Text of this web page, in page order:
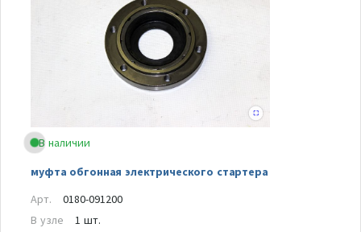
В наличии
муфта обгонная электрического стартера
Арт.
0180-091200
В узле
1 шт.